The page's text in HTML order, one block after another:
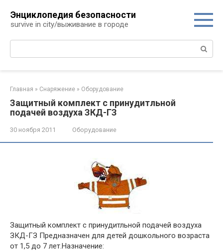
контенту
Энциклопедия безопасности
survive in city/выживание в городе
Поиск:
Главная » Снаряжение » Оборудование
Защитный комплект с принудитльной
подачей воздуха ЗКД-ГЗ
30 ноября 2011 Оборудование
Защитный комплект с принудитльной подачей воздуха
ЗКД-ГЗ Предназначен для детей дошкольного возраста
от 1,5 до 7 лет.Назначение: